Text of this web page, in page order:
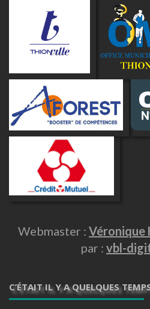
Webmaster : Véronique
par : vbl-
C’ÉTAIT IL Y A QUELQUES